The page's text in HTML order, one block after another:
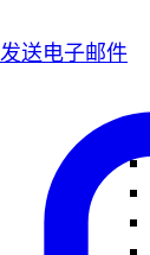
发送电子邮件